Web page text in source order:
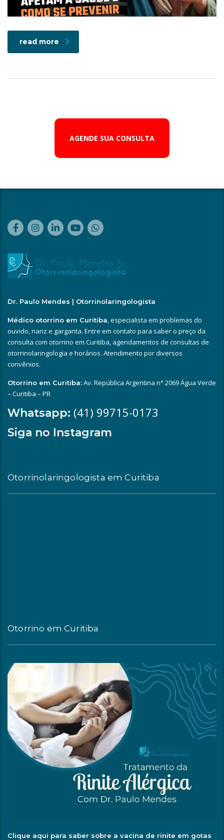
read more
AGENDE SUA CONSULTA
Dr. Paulo Mendes | Otorrinolaringologista
Médico otorrino em Curitiba, especialista em problemas do
ouvido, nariz e garganta. Entre em contato para saber o preço da
consulta com otorrino em Curitiba, agendamentos de consultas de
otorrinolaringologia e horários. Atendimento por diversos
convênios.
Otorrino em Curitiba:Av. República Argentina n° 2069 Água Verde
– Curitiba – PR
Whatsapp: (41) 99715-0173
Siga no Instagram
Otorrinolaringologista em Curitiba
Otorrino em Curitiba
Clique aqui para saber sobre a vacina de rinite em gotas